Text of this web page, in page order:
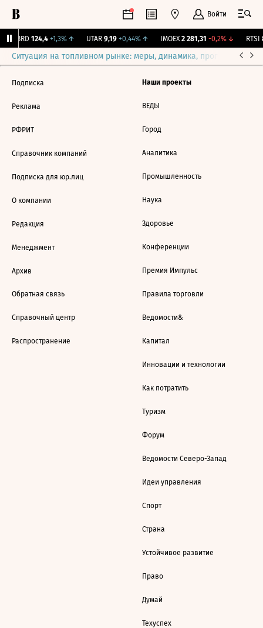
Войти
ABRD 124,4 +1,3%↑ UTAR 9,19 +0,44%↑ IMOEX 2 281,31 -0,2%↓ RTSI
Ситуация на топливном рынке: меры, динамика, прогнозы
Подписка
Реклама
РФРИТ
Справочник компаний
Подписка для юр.лиц
О компании
Редакция
Менеджмент
Архив
Обратная связь
Справочный центр
Распространение
Наши проекты
ВЕДЫ
Город
Аналитика
Промышленность
Наука
Здоровье
Конференции
Премия Импульс
Правила торговли
Ведомости&
Капитал
Инновации и технологии
Как потратить
Туризм
Форум
Ведомости Северо-Запад
Идеи управления
Спорт
Страна
Устойчивое развитие
Право
Думай
Техуспех